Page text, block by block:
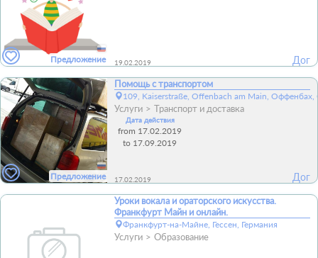
Предложение 19.02.2019 Дог
Предложение
Помощь с транспортом
109, Kaiserstraße, Offenbach am Main,
Услуги Транспорт и доставка
Дата действия
from 17.02.2019
to 17.09.2019
17.02.2019 Дог
Уроки вокала и ораторского искусства.
Франкфурт Майн и онлайн.
Франкфурт-на-Майне, Гессен, Германия
Услуги Образование